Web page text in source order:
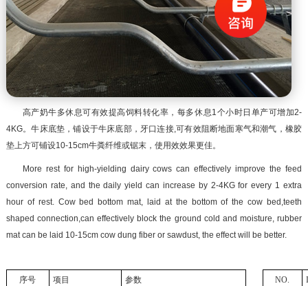
高产奶牛多休息可有效提高饲料转化率，每多休息 1个小时日单产可增加2-
4KG。牛床底垫，铺设于牛床底部， 牙口连接, 可有效阻断地面寒气和潮气，橡胶
垫上方可铺设10-15cm牛粪纤维或锯末，使用效效果更佳。
More rest for high-yielding dairy cows can effectively improve the feed
conversion rate, and the daily yield can increase by 2-4KG for every 1 extra
hour of rest. Cow bed bottom mat, laid at the bottom of the cow bed,teeth
shaped connection,can effectively block the ground cold and moisture, rubber
mat can be laid 10-15cm cow dung fiber or sawdust, the effect will be better.
序号 项目 参数 NO.